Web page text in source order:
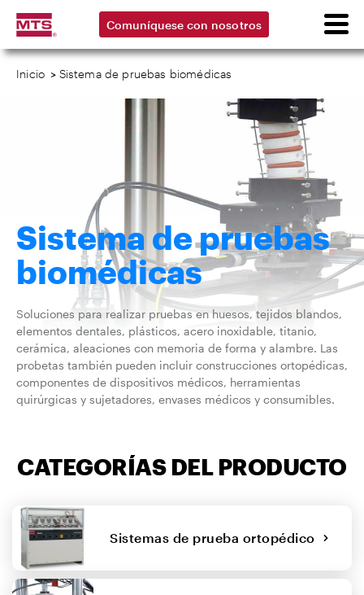
Comuníquese con nosotros
Inicio > Sistema de pruebas biomédicas
Sistema de pruebas
biomédicas
Soluciones para realizar pruebas en huesos, tejidos blandos,
elementos dentales, plásticos, acero inoxidable, titanio,
cerámica, aleaciones con memoria de forma y alambre. Las
probetas también pueden incluir construcciones ortopédicas,
componentes de dispositivos médicos, herramientas
quirúrgicas y sujetadores, envases médicos y consumibles.
CATEGORÍAS DEL PRODUCTO
Sistemas de prueba ortopédico